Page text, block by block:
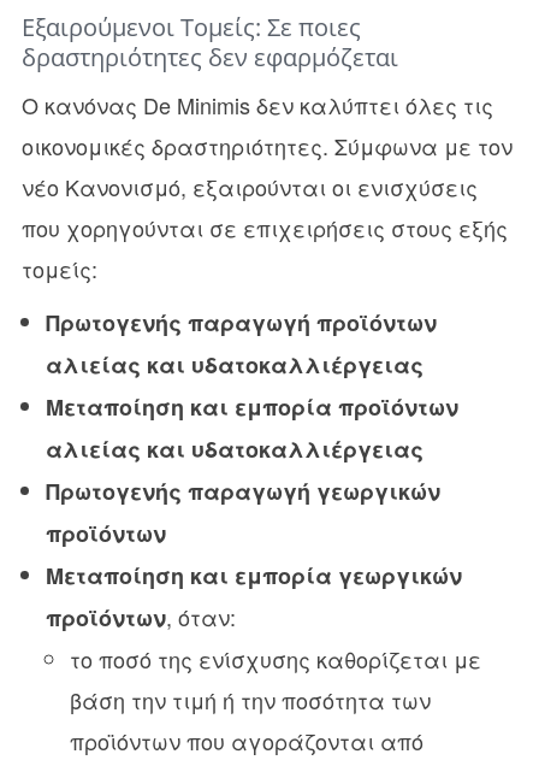
Εξαιρούμενοι Τομείς: Σε ποιες
δραστηριότητες δεν εφαρμόζεται
Ο κανόνας De Minimis δεν καλύπτει όλες τις
οικονομικές δραστηριότητες. Σύμφωνα με τον
νέο Κανονισμό, εξαιρούνται οι ενισχύσεις
που χορηγούνται σε επιχειρήσεις στους εξής
τομείς:
Πρωτογενής παραγωγή προϊόντων
αλιείας και υδατοκαλλιέργειας
Μεταποίηση και εμπορία προϊόντων
αλιείας και υδατοκαλλιέργειας
Πρωτογενής παραγωγή γεωργικών
προϊόντων
Μεταποίηση και εμπορία γεωργικών
προϊόντων, όταν:
το ποσό της ενίσχυσης καθορίζεται με
βάση την τιμή ή την ποσότητα των
προϊόντων που αγοράζονται από